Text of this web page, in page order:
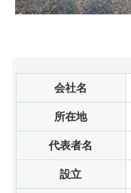
会社名
所在地
代表者名
設立